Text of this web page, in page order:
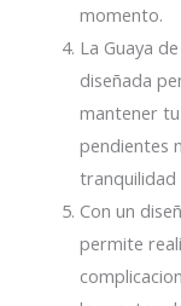
momento.
La Guaya
diseñada
mantener tu
pendientes
tranquilidad
Con un
permite